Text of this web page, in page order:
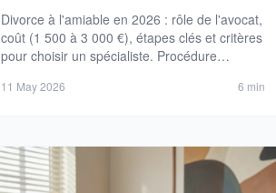
Divorce à l'amiable en 2026 : rôle de l'avocat,
coût (1 500 à 3 000 €), étapes clés et critères
pour choisir un spécialiste. Procédure
11 May 2026 6 min